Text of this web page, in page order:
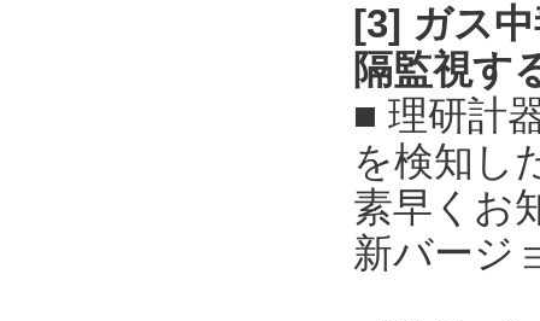
[3] ガス
隔監視す
■ 理研計
を検知し
素早くお
新バージ